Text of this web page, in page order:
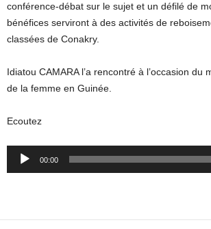
conférence-débat sur le sujet et un défilé de
bénéfices serviront à des activités de
classées de Conakry.
Idiatou CAMARA l’a rencontré à l’occasion du
de la femme en Guinée.
Ecoutez
Audio
00:00